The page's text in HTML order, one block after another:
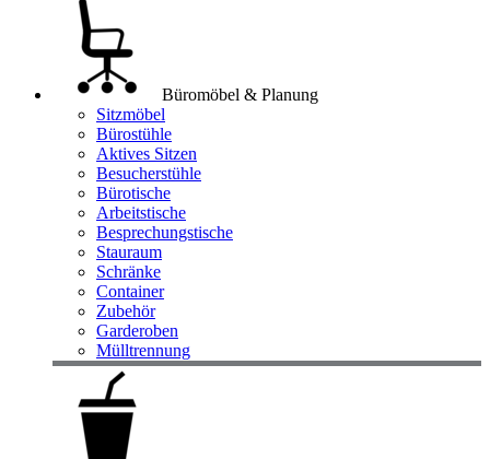
Büromöbel & Planung
Sitzmöbel
Bürostühle
Aktives Sitzen
Besucherstühle
Bürotische
Arbeitstische
Besprechungstische
Stauraum
Schränke
Container
Zubehör
Garderoben
Mülltrennung